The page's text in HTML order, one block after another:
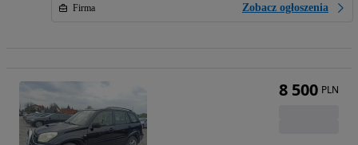
Firma Zobacz ogłoszenia
8 500 PLN